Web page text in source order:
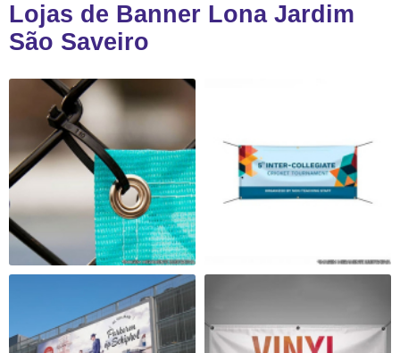
Lojas de Banner Lona Jardim
São Saveiro